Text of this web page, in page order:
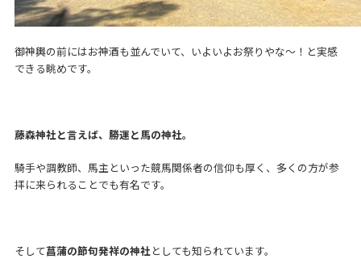
御神輿の前にはお神酒も並んでいて、いよいよお祭りやな～！と実感
できる眺めです。
藤森神社と言えば、勝運と馬の神社。
騎手や調教師、馬主といった競馬関係者の信仰も厚く、多くの方が参
拝に来られることでも有名です。
そして菖蒲の節句発祥の神社 としても知られています。